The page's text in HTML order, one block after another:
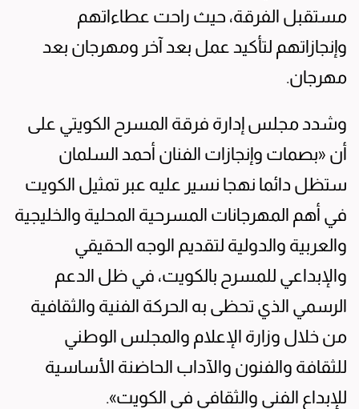
مستقبل الفرقة، حيث راحت عطاءاتهم
وإنجازاتهم لتأكيد عمل بعد آخر ومهرجان بعد
مهرجان.
وشدد مجلس إدارة فرقة المسرح الكويتي على
أن «بصمات وإنجازات الفنان أحمد السلمان
ستظل دائما نهجا نسير عليه عبر تمثيل الكويت
في أهم المهرجانات المسرحية المحلية والخليجية
والعربية والدولية لتقديم الوجه الحقيقي
والإبداعي للمسرح بالكويت، في ظل الدعم
الرسمي الذي تحظى به الحركة الفنية والثقافية
من خلال وزارة الإعلام والمجلس الوطني
للثقافة والفنون والآداب الحاضنة الأساسية
للإبداع الفني والثقافي في الكويت».